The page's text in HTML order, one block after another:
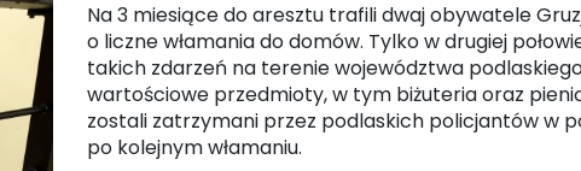
Na 3 miesiące do aresztu trafili dwaj obywatele
o liczne włamania do domów. Tylko w drugiej
takich zdarzeń na terenie województwa
wartościowe przedmioty, w tym biżuteria oraz
zostali zatrzymani przez podlaskich policjantów w
po kolejnym włamaniu.